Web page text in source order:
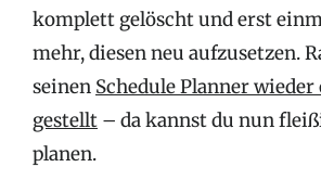
komplett gelöscht und erst
mehr, diesen neu aufzusetzen.
seinen Schedule Planner
gestellt – da kannst du nun
planen.